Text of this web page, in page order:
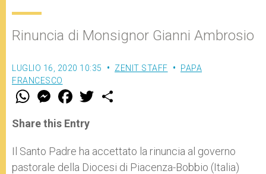
Rinuncia di Monsignor Gianni Ambrosio
LUGLIO 16, 2020 10:35 ZENIT STAFF
PAPA
FRANCESCO
W
t
s
p
p
M
e
s
e
g
e
r
F
a
e
b
o
k
w
r
Share this Entry
Il Santo Padre ha accettato la rinuncia al governo
pastorale della Diocesi di Piacenza-Bobbio (Italia)